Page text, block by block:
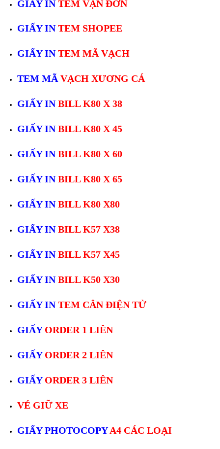
GIẤY INTEM VẬN ĐƠN
GIẤY INTEM SHOPEE
GIẤY INTEM MÃ VẠCH
TEM MÃ VẠCH XƯƠNG CÁ
GIẤY INBILL K80 X 38
GIẤY INBILL K80 X 45
GIẤY INBILL K80 X 60
GIẤY INBILL K80 X 65
GIẤY INBILL K80 X80
GIẤY INBILL K57 X38
GIẤY INBILL K57 X45
GIẤY INBILL K50 X30
GIẤY INTEM CÂN ĐIỆN TỬ
GIẤY ORDER 1 LIÊN
GIẤY ORDER 2 LIÊN
GIẤYORDER 3 LIÊN
VÉ GIỮ XE
GIẤY PHOTOCOPYA4 CÁC LOẠI